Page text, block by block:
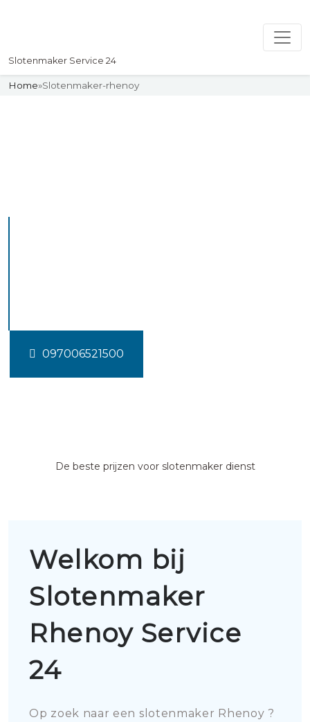
Slotenmaker Service 24
Home»Slotenmaker-rhenoy
097006521500
De beste prijzen voor slotenmaker dienst
Welkom bij
Slotenmaker
Rhenoy Service
24
Op zoek naar een slotenmaker Rhenoy ?